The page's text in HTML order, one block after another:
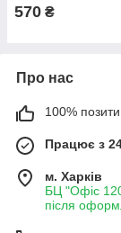
570 ₴
Про нас
100%
Працює з
м. Харків
БЦ "Офіс
після